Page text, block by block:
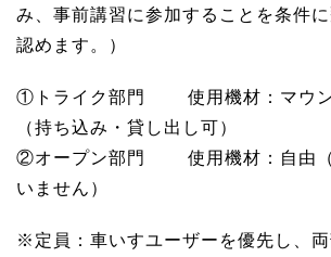
み、事前講習に参加することを条件
認めます。）
①トライク部門 使用機材：マウン
（持ち込み・貸し出し可）
②オープン部門 使用機材：自由（
いません）
※定員：車いすユーザーを優先し、